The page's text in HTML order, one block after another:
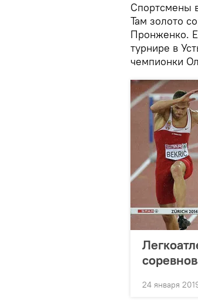
Спортсмены
Там золото
Пронженко.
турнире в
чемпионки
24 января